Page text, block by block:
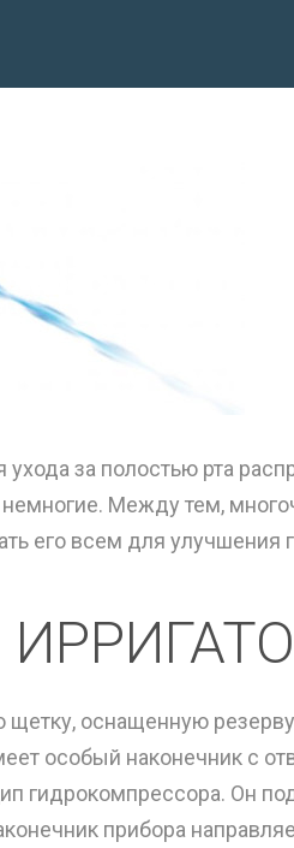
за полостью рта
Между тем,
его всем для улучшения
щетку, оснащенную
особый наконечник с
гидрокомпрессора. Он
прибора